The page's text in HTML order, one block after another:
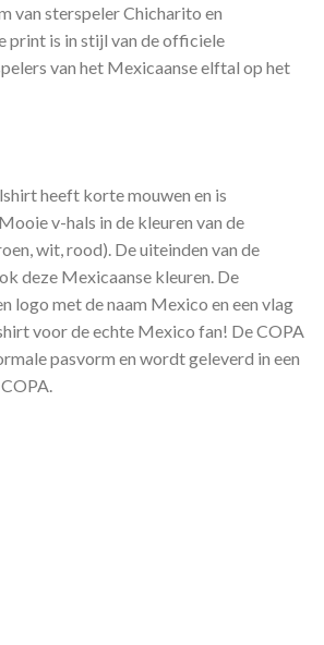
van sterspeler Chicharito en
print is in stijl van de officiele
van het Mexicaanse elftal op het
heeft korte mouwen en is
v-hals in de kleuren van de
wit, rood). De uiteinden van de
deze Mexicaanse kleuren. De
logo met de naam Mexico en een vlag
voor de echte Mexico fan! De COPA
pasvorm en wordt geleverd in een